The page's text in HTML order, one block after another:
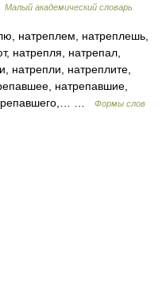
Малый академический словарь
натреплем, натреплешь,
натрепля, натрепал,
натрепли, натреплите,
натрепавшие,
…
Формы слов